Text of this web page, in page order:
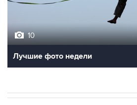
10
Лучшие фото недели